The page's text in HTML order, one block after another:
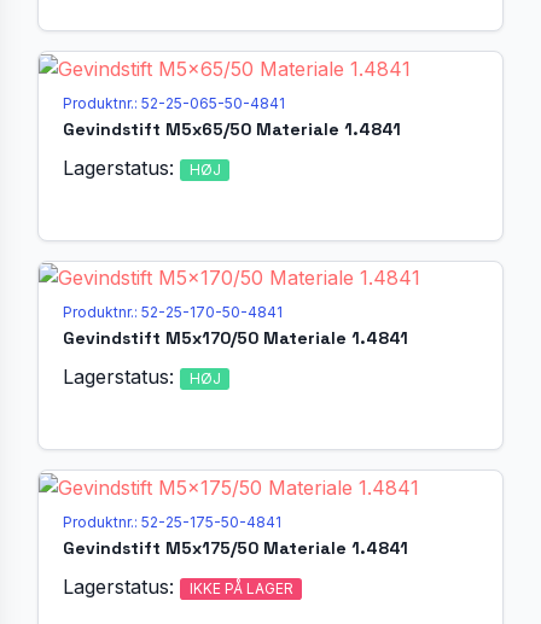
Produktnr.: 52-25-065-50-4841
Gevindstift M5x65/50 Materiale 1.4841
Lagerstatus: HØJ
Produktnr.: 52-25-170-50-4841
Gevindstift M5x170/50 Materiale 1.4841
Lagerstatus: HØJ
Produktnr.: 52-25-175-50-4841
Gevindstift M5x175/50 Materiale 1.4841
Lagerstatus: IKKE PÅ LAGER